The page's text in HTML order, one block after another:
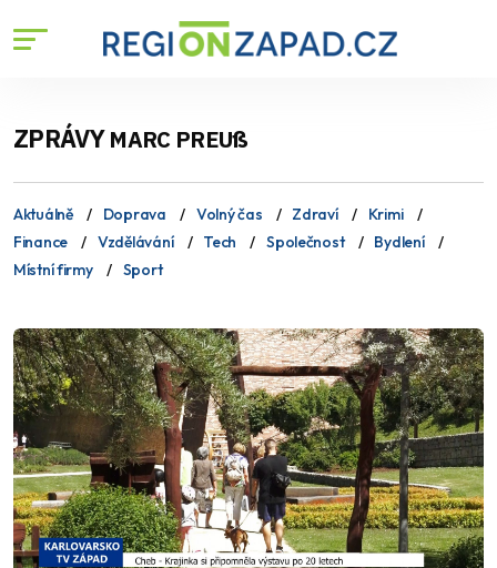
ZPRÁVYMARC PREUß
Aktuálně Doprava Volný čas Zdraví
Krimi
Finance
Vzdělávání Tech Společnost
Bydlení
Místní firmy
Sport